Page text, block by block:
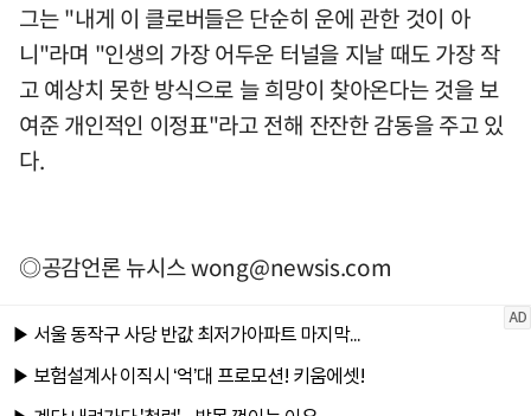
그는 "내게 이 클로버들은 단순히 운에 관한 것이 아
니"라며 "인생의 가장 어두운 터널을 지날 때도 가장 작
고 예상치 못한 방식으로 늘 희망이 찾아온다는 것을 보
여준 개인적인 이정표"라고 전해 잔잔한 감동을 주고 있
다.
◎공감언론 뉴시스wong@newsis.com